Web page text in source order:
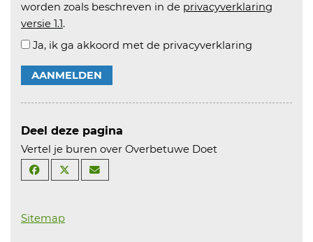
worden zoals beschreven in de privacyverklaring
versie 1.1.
Ja, ik ga akkoord met de privacyverklaring
AANMELDEN
Deel deze pagina
Vertel je buren over Overbetuwe Doet
Sitemap